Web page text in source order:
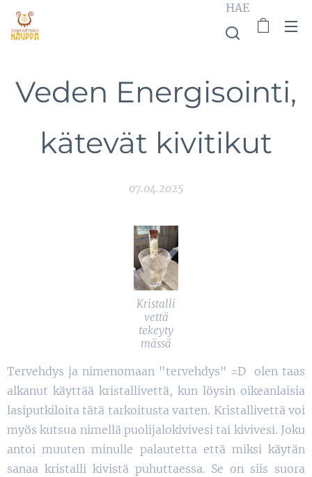
HAE
Veden Energisointi,
kätevät kivitikut
07.04.2025
Kristalli
vettä
tekeyty
mässä
Tervehdys ja nimenomaan "tervehdys" =D olen taas
alkanut käyttää kristallivettä, kun löysin oikeanlaisia
lasiputkiloita tätä tarkoitusta varten. Kristallivettä voi
myös kutsua nimellä puolijalokivivesi tai kivivesi. Joku
antoi muuten minulle palautetta että miksi käytän
sanaa kristalli kivistä puhuttaessa. Se on siis suora